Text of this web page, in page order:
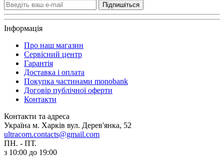
Підпишіться
Інформація
Про наш магазин
Сервісний центр
Гарантія
Доставка і оплата
Покупка частинами monobank
Договір публічної оферти
Контакти
Контакти та адреса
Україна м. Харків вул. Дерев'янка, 52
ultracom.contacts@gmail.com
ПН. - ПТ.
з 10:00 до 19:00